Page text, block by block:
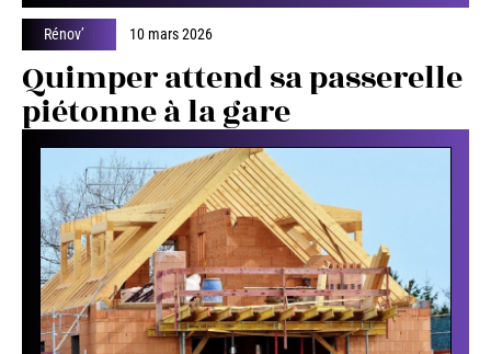
Rénov’ 10 mars 2026
Quimper attend sa passerelle
piétonne à la gare